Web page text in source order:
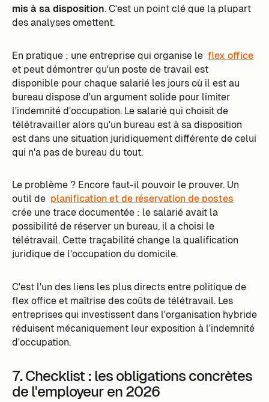
mis à sa disposition. C'est un point clé que la plupart
des analyses omettent.
En pratique : une entreprise qui organise le flex office
et peut démontrer qu'un poste de travail est
disponible pour chaque salarié les jours où il est au
bureau dispose d'un argument solide pour limiter
l'indemnité d'occupation. Le salarié qui choisit de
télétravailler alors qu'un bureau est à sa disposition
est dans une situation juridiquement différente de celui
qui n'a pas de bureau du tout.
Le problème ? Encore faut-il pouvoir le prouver. Un
outil de planification et de réservation de postes
crée une trace documentée : le salarié avait la
possibilité de réserver un bureau, il a choisi le
télétravail. Cette traçabilité change la qualification
juridique de l'occupation du domicile.
C'est l'un des liens les plus directs entre politique de
flex office et maîtrise des coûts de télétravail. Les
entreprises qui investissent dans l'organisation hybride
réduisent mécaniquement leur exposition à l'indemnité
d'occupation.
7. Checklist : les obligations concrètes
de l'employeur en 2026